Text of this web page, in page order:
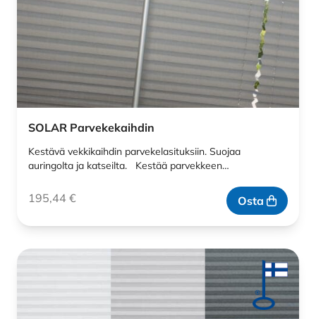
SOLAR Parvekekaihdin
Kestävä vekkikaihdin parvekelasituksiin. Suojaa
auringolta ja katseilta. Kestää parvekkeen…
195,44 € Osta